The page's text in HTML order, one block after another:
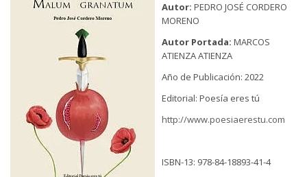
Autor: PEDRO JOSÉ CORDERO
MORENO
Autor Portada: MARCOS
ATIENZA ATIENZA
Año de Publicación: 2022
Editorial: Poesía eres tú
http://www.poesiaerestu.com
ISBN-13: 978-84-18893-41-4